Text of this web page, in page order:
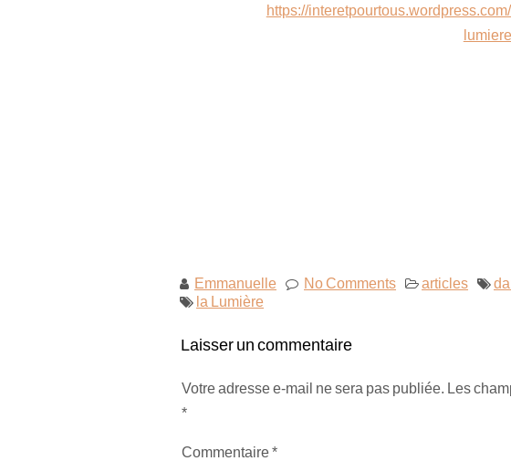
https://
Emmanuelle No Comments articles
la Lumière
Laisser un commentaire
Votre adresse e-mail ne sera pas publiée. Les
*
Commentaire*